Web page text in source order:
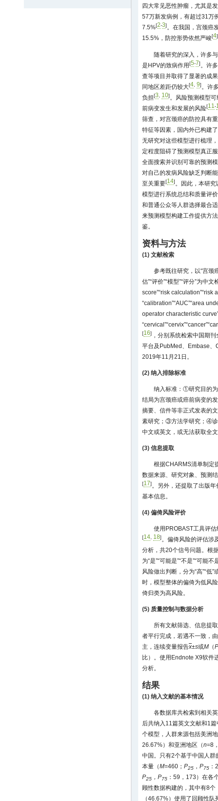
四大常见恶性肿瘤，尤其是
57万新发病例，有超过31万
7.5%[2-3]。在我国，宫颈癌
15.5%，防控形势依然严峻[4]
随着研究的深入，许多
是HPV的致病作用[5-7]。许
查等项目并取得了显著的成果
同地区差距仍较大[4 9]。许
负担[3 10]。风险预测模型
前病变发生和发展的风险[11-
筛查，对宫颈癌的防控具有
特征等因素，国内外已构建
无研究对这些模型进行梳理
定程度阻碍了预测模型真正
全面搜索并识别可靠的预测
对自己的发病风险缺乏判断
至关重要[14]。因此，本研
模型进行系统总结和质量评
和普通公众等人群选择最合
来预测模型构建工作提供方
鉴。
资料与方法
(1) 文献检索
参考既往研究，以“宫颈癌
估”“评价”“模型”“评分”为中文
score”“risk calculation”“risk
“calibration”“AUC”“area
operator characteristic
[16] ，分别系统检索中国期
平台及PubMed、Embase
2019年11月21日。
(2) 纳入排除标准
纳入标准：①研究目的
结局为宫颈癌或癌前病变的
摘要、信件等非正式发表的
素研究；③方法学研究；④
中文或英文，或无法获取全
(3) 信息提取
根据CHARMS清单制定
数据来源、研究对象、预测
[17]。另外，还提取了出版
基本信息。
(4) 偏倚风险评价
使用PROBAST工具评
[14 18]。偏倚风险的评估涉
分析，共20个信号问题。根
为“是”“可能是”“不是”“可能
风险做出判断，分为“高”“低
时，模型整体的偏倚为低风
倚归类为高风险。
(5) 质量控制与数据分析
所有文献筛选、信息提
者平行完成，若遇不一致，
主，连续变量报告x±s或M （P
比）。使用Endnote X9软件
分析。
结果
(1) 纳入文献的基本情况
各数据库共检索到相关
后共纳入11篇英文文献和1
个模型，人群来源包括美洲
26.67%）和亚洲地区（n=8
中国。只有2个基于中国人
本量（M=460； P25 ， P75
P25 ，P75 ：59，173）在各
顾性数据构建的，其中有8
（46.67%）使用了回顾性队